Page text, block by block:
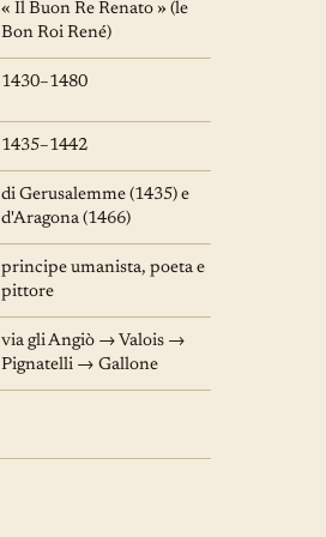
« Il Buon Re Renato » (le
Bon Roi René)
1430–1480
1435–1442
di Gerusalemme (1435) e
d'Aragona (1466)
principe umanista, poeta e
pittore
via gli Angiò → Valois →
Pignatelli → Gallone